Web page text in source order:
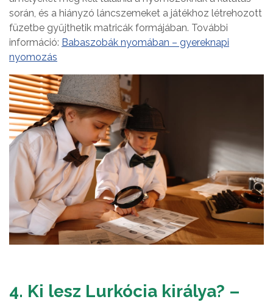
során, és a hiányzó láncszemeket a játékhoz létrehozott
füzetbe gyűjthetik matricák formájában. További
információ: Babaszobák nyomában – gyereknapi
nyomozás
4. Ki lesz Lurkócia királya? –